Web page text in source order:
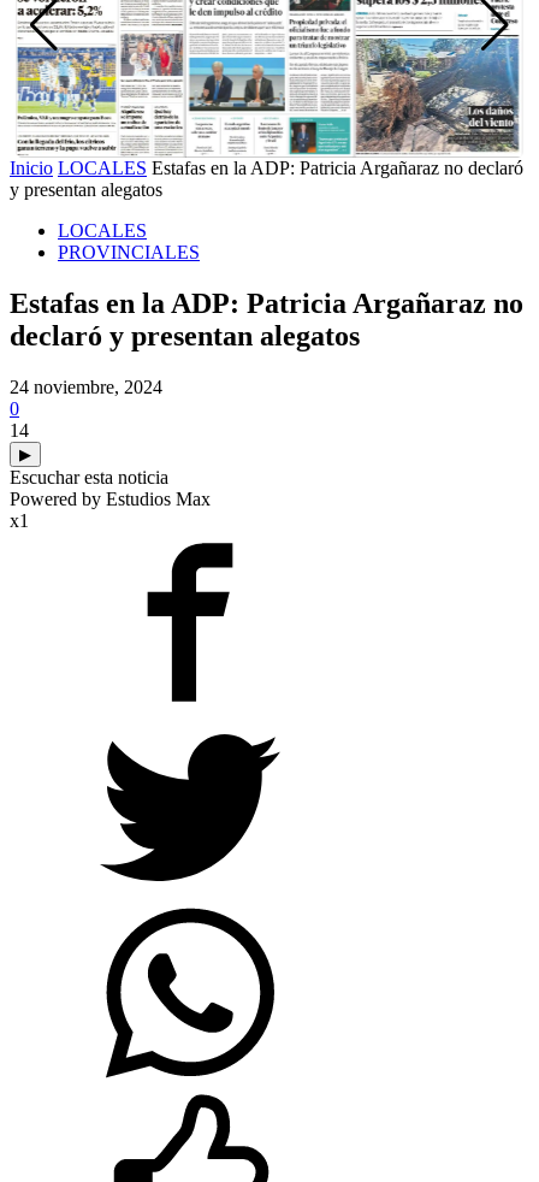
Inicio LOCALES Estafas en la ADP: Patricia Argañaraz no declaró
y presentan alegatos
LOCALES
PROVINCIALES
Estafas en la ADP: Patricia Argañaraz no
declaró y presentan alegatos
24 noviembre, 2024
0
14
▶
Escuchar esta noticia
Powered by Estudios Max
x1